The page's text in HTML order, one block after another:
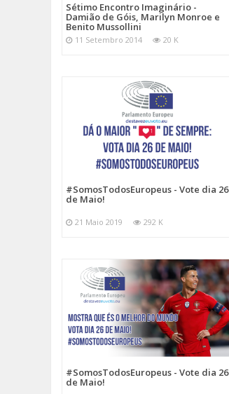
Sétimo Encontro Imaginário -
Damião de Góis, Marilyn Monroe e
Benito Mussollini
11 Setembro 2014 20 K
#SomosTodosEuropeus - Vote dia 26
de Maio!
21 Maio 2019 292 K
#SomosTodosEuropeus - Vote dia 26
de Maio!